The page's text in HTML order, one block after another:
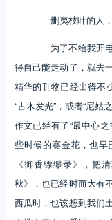
删夷枝叶的人，
为了不给我开电
得自己能走动了，就去
精华的刊物已经出得不
“古木发光”，或者“尼姑
作文已经有了“最中心
些时候的赛金花，也
《御香缥缈录》，把
秋》，也已经时而大有
西瓜时，也该想到我们